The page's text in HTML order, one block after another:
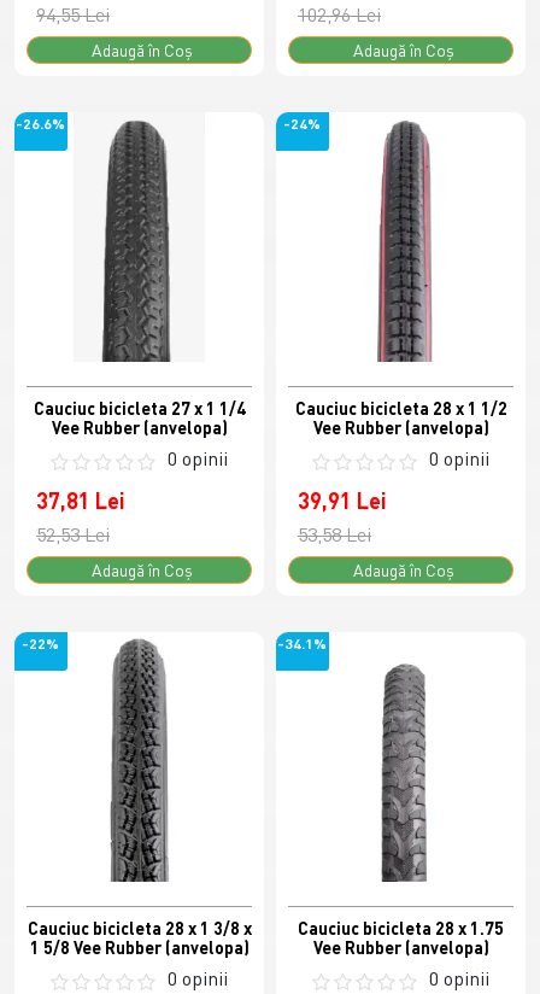
94,55 Lei
Adaugă în Coş
102,96 Lei
Adaugă în Coş
-26.6%
Cauciuc bicicleta 27 x 1 1/4
Vee Rubber (anvelopa)
0 opinii
37,81 Lei
52,53 Lei
Adaugă în Coş
-24%
Cauciuc bicicleta 28 x 1 1/2
Vee Rubber (anvelopa)
0 opinii
39,91 Lei
53,58 Lei
Adaugă în Coş
-22%
Cauciuc bicicleta 28 x 1 3/8 x
1 5/8 Vee Rubber (anvelopa)
0 opinii
-34.1%
Cauciuc bicicleta 28 x 1.75
Vee Rubber (anvelopa)
0 opinii